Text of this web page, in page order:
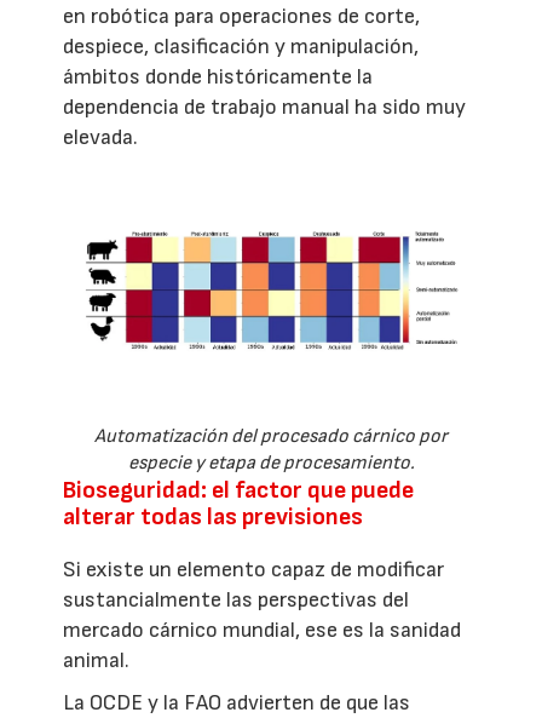
en robótica para operaciones de corte,
despiece, clasificación y manipulación,
ámbitos donde históricamente la
dependencia de trabajo manual ha sido muy
elevada.
Automatización del procesado cárnico por
especie y etapa de procesamiento.
Bioseguridad: el factor que puede
alterar todas las previsiones
Si existe un elemento capaz de modificar
sustancialmente las perspectivas del
mercado cárnico mundial, ese es la sanidad
animal.
La OCDE y la FAO advierten de que las